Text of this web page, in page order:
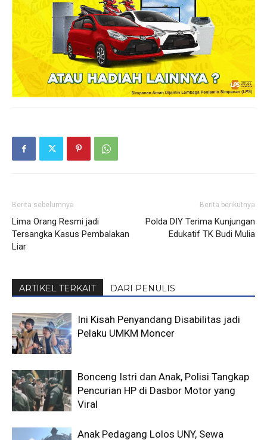
Berita sebelumnya
Lima Orang Resmi jadi
Tersangka Kasus Pembalakan
Liar
Berita berikutnya
Polda DIY Terima Kunjungan
Edukatif TK Budi Mulia
ARTIKEL TERKAIT DARI PENULIS
Ini Kisah Penyandang Disabilitas jadi
Pelaku UMKM Moncer
Bonceng Istri dan Anak, Polisi Tangkap
Pencurian HP di Dasbor Motor yang
Viral
Anak Pedagang Lolos UNY, Sewa